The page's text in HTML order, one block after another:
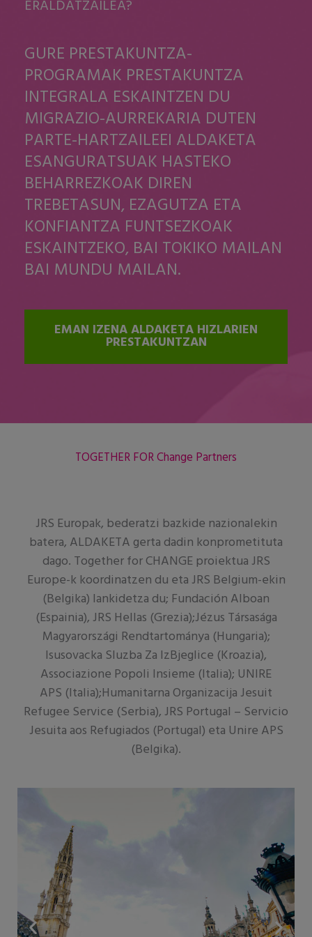
ERALDATZAILEA?
GURE PRESTAKUNTZA-
PROGRAMAK PRESTAKUNTZA
INTEGRALA ESKAINTZEN DU
MIGRAZIO-AURREKARIA DUTEN
PARTE-HARTZAILEEI ALDAKETA
ESANGURATSUAK HASTEKO
BEHARREZKOAK DIREN
TREBETASUN, EZAGUTZA ETA
KONFIANTZA FUNTSEZKOAK
ESKAINTZEKO, BAI TOKIKO MAILAN
BAI MUNDU MAILAN.
EMAN IZENA ALDAKETA HIZLARIEN
PRESTAKUNTZAN
TOGETHER FOR Change Partners
JRS Europak, bederatzi bazkide nazionalekin
batera, ALDAKETA gerta dadin konprometituta
dago. Together for CHANGE proiektua JRS
Europe-k koordinatzen du eta JRS Belgium-ekin
(Belgika) lankidetza du; Fundación Alboan
(Espainia), JRS Hellas (Grezia);Jézus Társasága
Magyarországi Rendtartománya (Hungaria);
Isusovacka Sluzba Za IzBjeglice (Kroazia),
Associazione Popoli Insieme (Italia); UNIRE
APS (Italia);Humanitarna Organizacija Jesuit
Refugee Service (Serbia), JRS Portugal – Servicio
Jesuita aos Refugiados (Portugal) eta Unire APS
(Belgika).